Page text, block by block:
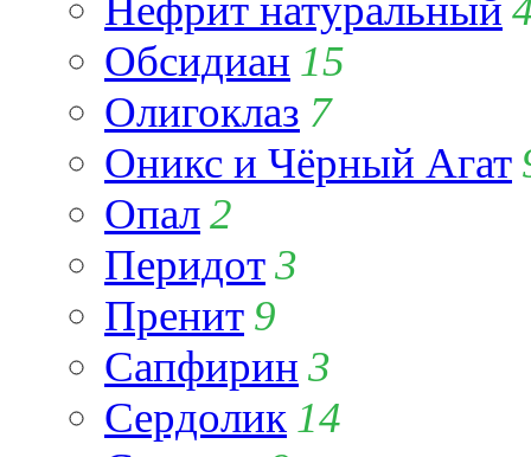
Обсидиан 15
Олигоклаз 7
Оникс и Чёрный Агат
Опал2
Перидот3
Пренит 9
Сапфирин 3
Сердолик 14